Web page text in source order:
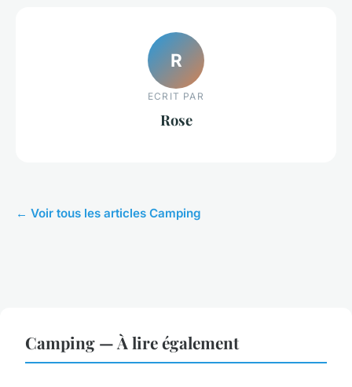
R
ECRIT PAR
Rose
← Voir tous les articles Camping
Camping — À lire également